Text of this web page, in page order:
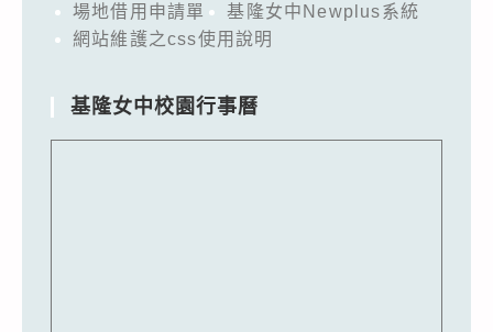
場地借用申請單
基隆女中Newplus系統
網站維護之css使用說明
基隆女中校園行事曆